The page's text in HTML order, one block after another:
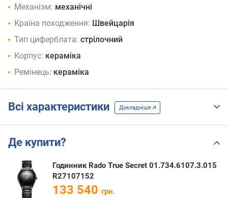
Механізм: механічні
Країна походження: Швейцарія
Тип циферблата: стрілочний
Корпус: кераміка
Ремінець: кераміка
Всі характеристики Докладніше
Де купити?
Годинник Rado True Secret 01.734.6107.3.015
R27107152
133 540 грн.